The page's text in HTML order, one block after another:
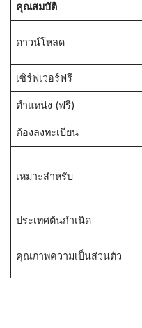
คุณสมบัติ
ดาวน์โหลด
เซิร์ฟเวอร์ฟรี
ตำแหน่ง (ฟรี)
ต้องลงทะเบียน
เหมาะสำหรับ
ประเทศต้นกำเนิด
คุณภาพความเป็นส่วนตัว